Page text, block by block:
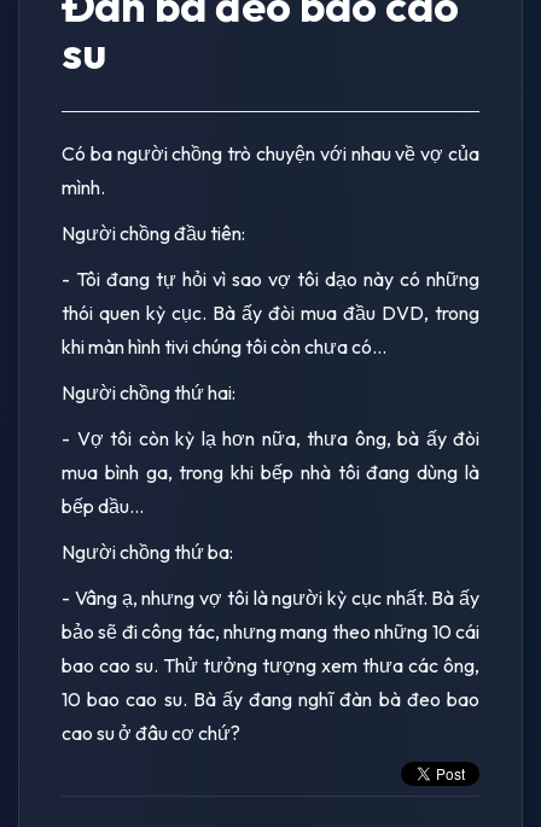
su
Có ba người chồng trò chuyện với nhau về vợ của
mình.
Người chồng đầu tiên:
- Tôi đang tự hỏi vì sao vợ tôi dạo này có những
thói quen kỳ cục. Bà ấy đòi mua đầu DVD, trong
khi màn hình tivi chúng tôi còn chưa có...
Người chồng thứ hai:
- Vợ tôi còn kỳ lạ hơn nữa, thưa ông, bà ấy đòi
mua bình ga, trong khi bếp nhà tôi đang dùng là
bếp dầu...
Người chồng thứ ba:
- Vâng ạ, nhưng vợ tôi là người kỳ cục nhất. Bà ấy
bảo sẽ đi công tác, nhưng mang theo những 10 cái
bao cao su. Thử tưởng tượng xem thưa các ông,
10 bao cao su. Bà ấy đang nghĩ đàn bà đeo bao
cao su ở đâu cơ chứ?